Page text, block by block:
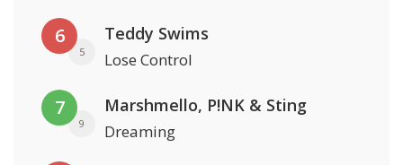
6
5
Teddy Swims
Lose Control
7
9
Marshmello, P!NK & Sting
Dreaming